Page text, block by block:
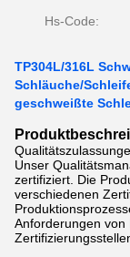
Hs-Code:
TP304L/316L
Schläuche/
geschweißte
Unser
zertifiziert. Die
verschiedenen
Anforderungen von